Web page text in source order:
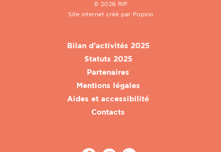
© 2026 RIF
Site internet créé par Popino
Bilan d’activités 2025
Statuts 2025
Partenaires
Mentions légales
Aides et accessibilité
Contacts